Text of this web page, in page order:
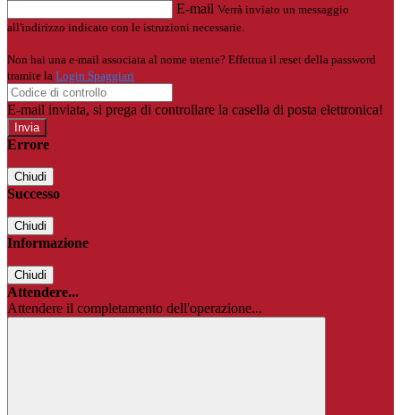
E-mail Verrà inviato un messaggio
all'indirizzo indicato con le istruzioni necessarie.
Non hai una e-mail associata al nome utente? Effettua il reset della password
tramite la Login Spaggiari
E-mail inviata, si prega di controllare la casella di posta elettronica!
Errore
Chiudi
Successo
Chiudi
Informazione
Chiudi
Attendere...
Attendere il completamento dell'operazione...